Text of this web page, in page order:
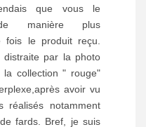
que vous le
manière plus
fois le produit reçu.
distraite par la photo
collection " rouge"
avoir vu
réalisés notamment
fards. Bref, je suis